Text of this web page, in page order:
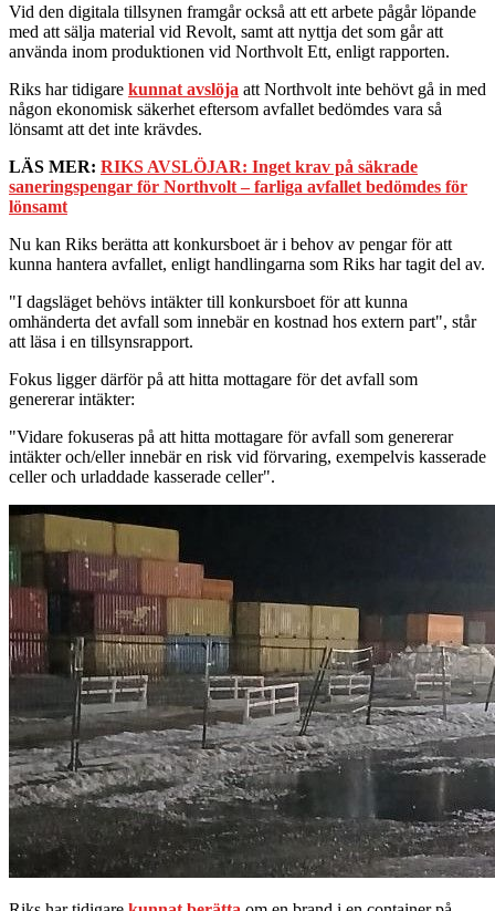
Vid den digitala tillsynen framgår också att ett arbete pågår löpande
med att sälja material vid Revolt, samt att nyttja det som går att
använda inom produktionen vid Northvolt Ett, enligt rapporten.
Riks har tidigare kunnat avslöja att Northvolt inte behövt gå in med
någon ekonomisk säkerhet eftersom avfallet bedömdes vara så
lönsamt att det inte krävdes.
LÄS MER: RIKS AVSLÖJAR: Inget krav på säkrade
saneringspengar för Northvolt – farliga avfallet bedömdes för
lönsamt
Nu kan Riks berätta att konkursboet är i behov av pengar för att
kunna hantera avfallet, enligt handlingarna som Riks har tagit del av.
"I dagsläget behövs intäkter till konkursboet för att kunna
omhänderta det avfall som innebär en kostnad hos extern part", står
att läsa i en tillsynsrapport.
Fokus ligger därför på att hitta mottagare för det avfall som
genererar intäkter:
"Vidare fokuseras på att hitta mottagare för avfall som genererar
intäkter och/eller innebär en risk vid förvaring, exempelvis kasserade
celler och urladdade kasserade celler".